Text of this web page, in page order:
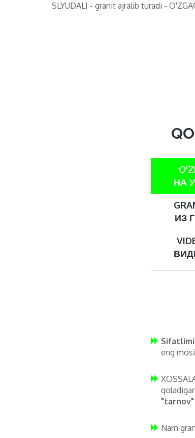
SLYUDALI - granit ajralib turadi -
НА
ИЗ
eng
"tarnov"
Nam